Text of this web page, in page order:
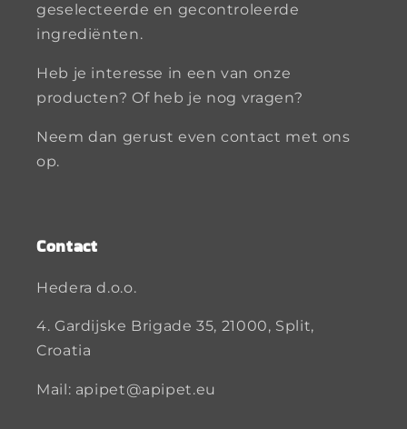
geselecteerde en gecontroleerde
ingrediënten.
Heb je interesse in een van onze
producten? Of heb je nog vragen?
Neem dan gerust even contact met ons
op.
Contact
Hedera d.o.o.
4. Gardijske Brigade 35, 21000, Split,
Croatia
Mail: apipet@apipet.eu